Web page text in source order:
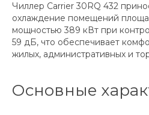
Чиллер Carrier 30RQ 432
охлаждение помещений
мощностью 389 кВт при
59 дБ, что обеспечивает
жилых, административных и
Основные